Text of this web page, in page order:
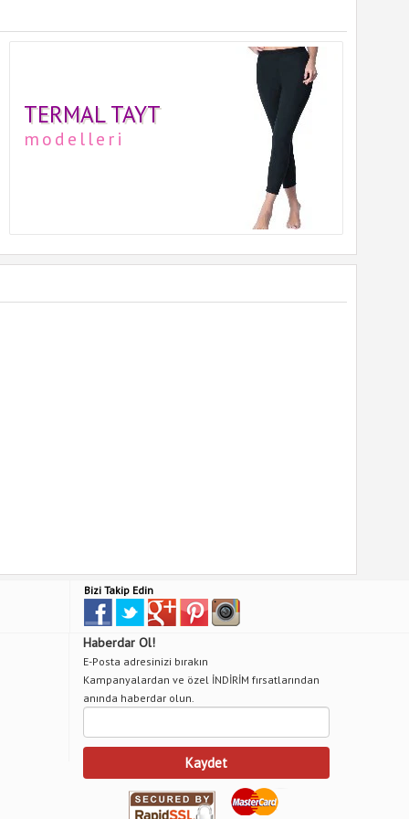
TERMAL TAYT
modelleri
Bizi Takip Edin
Haberdar Ol!
E-Posta adresinizi bırakın
Kampanyalardan ve özel İNDİRİM fırsatlarından
anında haberdar olun.
Kaydet